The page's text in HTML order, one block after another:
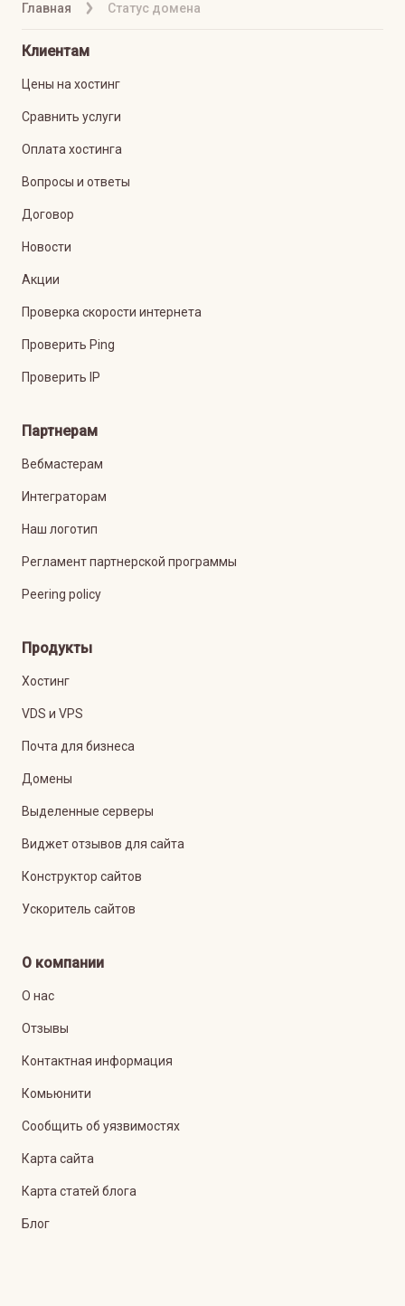
Главная Статус домена
Клиентам
Цены на хостинг
Сравнить услуги
Оплата хостинга
Вопросы и ответы
Договор
Новости
Акции
Проверка скорости интернета
Проверить Ping
Проверить IP
Партнерам
Вебмастерам
Интеграторам
Наш логотип
Регламент партнерской программы
Peering policy
Продукты
Хостинг
VDS и VPS
Почта для бизнеса
Домены
Выделенные серверы
Виджет отзывов для сайта
Конструктор сайтов
Ускоритель сайтов
О компании
О нас
Отзывы
Контактная информация
Комьюнити
Сообщить об уязвимостях
Карта сайта
Карта статей блога
Блог